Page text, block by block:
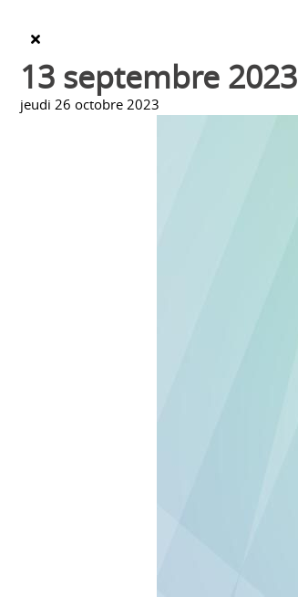
13 septembre 2023
jeudi 26 octobre 2023